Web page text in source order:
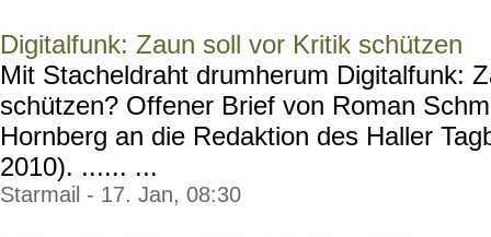
Digitalfunk: Zaun soll vor Kritik schützen
Mit Stacheldraht drumherum Digitalfunk:
schützen? Offener Brief von Roman
Hornberg an die Redaktion des Haller
2010). ...... ...
Starmail - 17. Jan, 08:30